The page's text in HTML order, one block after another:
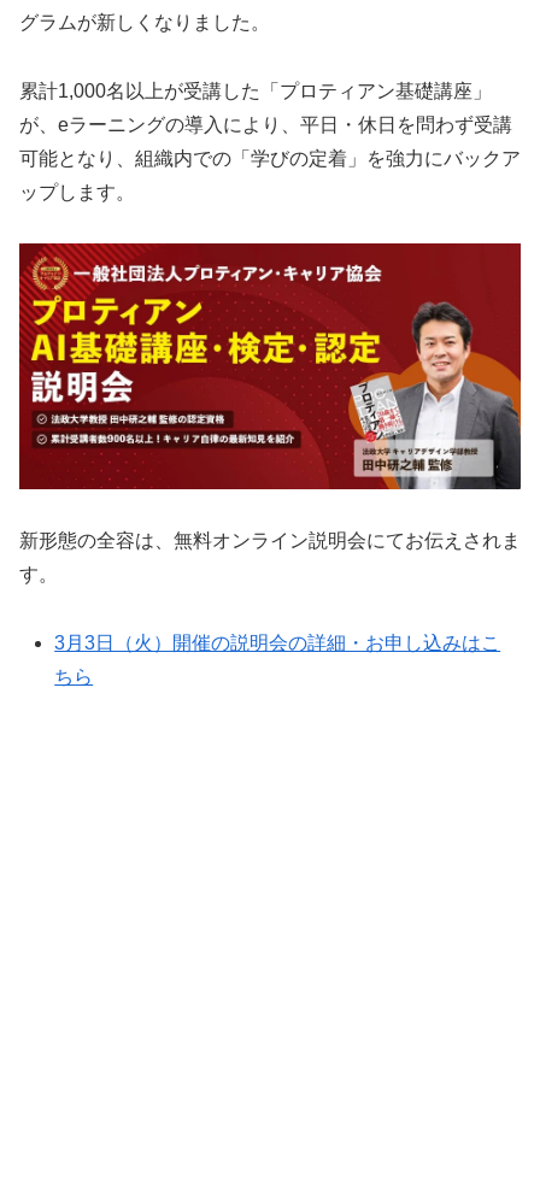
グラムが新しくなりました。
累計1,000名以上が受講した「プロティアン基礎講座」
が、eラーニングの導入により、平日・休日を問わず受講
可能となり、組織内での「学びの定着」を強力にバックア
ップします。
新形態の全容は、無料オンライン説明会にてお伝えされま
す。
3月3日（火）開催の説明会の詳細・お申し込みはこ
ちら